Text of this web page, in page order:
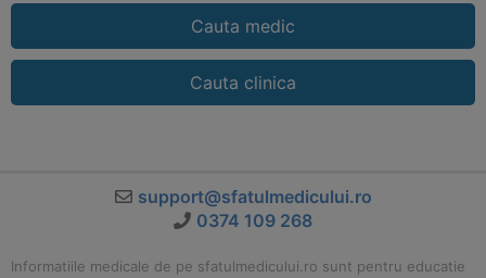
Cauta medic
Cauta clinica
support@sfatulmedicului.ro
0374 109 268
Informatiile medicale de pe sfatulmedicului.ro sunt pentru educatie